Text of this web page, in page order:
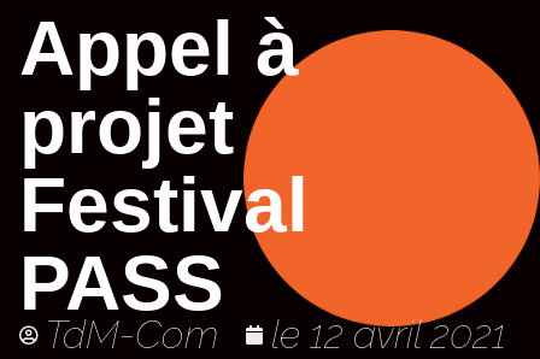
Appel à
projet
Festival
PASS
TdM-Com le 12 avril 2021